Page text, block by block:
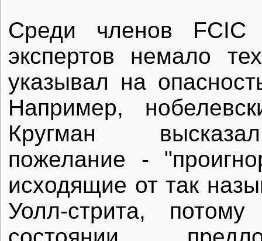
Среди членов FCIC
экспертов немало
указывал на
Например,
Кругман
пожелание -
исходящие от так
Уолл-стрита,